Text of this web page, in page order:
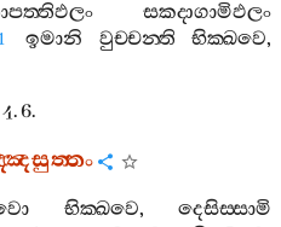
සකදාගාමිඵලං
1 ඉමානි වුච‍්චන‍්ති භික‍්ඛවෙ,
6.
භික‍්ඛවෙ, දෙසිස‍්සාමි